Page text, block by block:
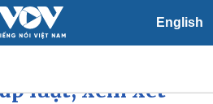
English
hội họp phiên
luật, xem xét